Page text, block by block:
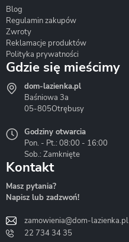
Hydrostop
Liveno
Blog
Regulamin zakupów
Zwroty
Reklamacje produktów
Polityka prywatności
Gdzie się mieścimy
dom-lazienka.pl
Baśniowa 3a
05-805Otrębusy
Godziny otwarcia
Pon. - Pt.: 08:00 - 16:00
Sob.: Zamknięte
Kontakt
Masz pytania?
Napisz lub zadzwoń!
zamowienia@dom-lazienka.pl
22 734 34 35